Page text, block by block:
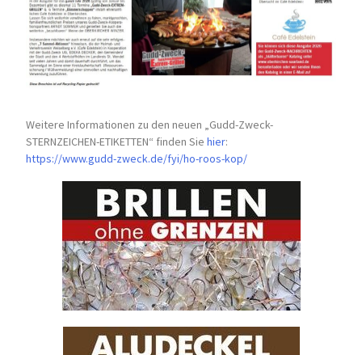
Weitere Informationen zu den neuen „Gudd-Zweck-
STERNZEICHEN-ETIKETTEN“ finden Siehier:
https://www.gudd-zweck.de/fyi/ho-roos-kop/